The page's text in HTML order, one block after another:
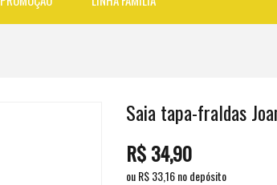
Saia tapa-fraldas
R$34,90
ou R$33,16 no depósito